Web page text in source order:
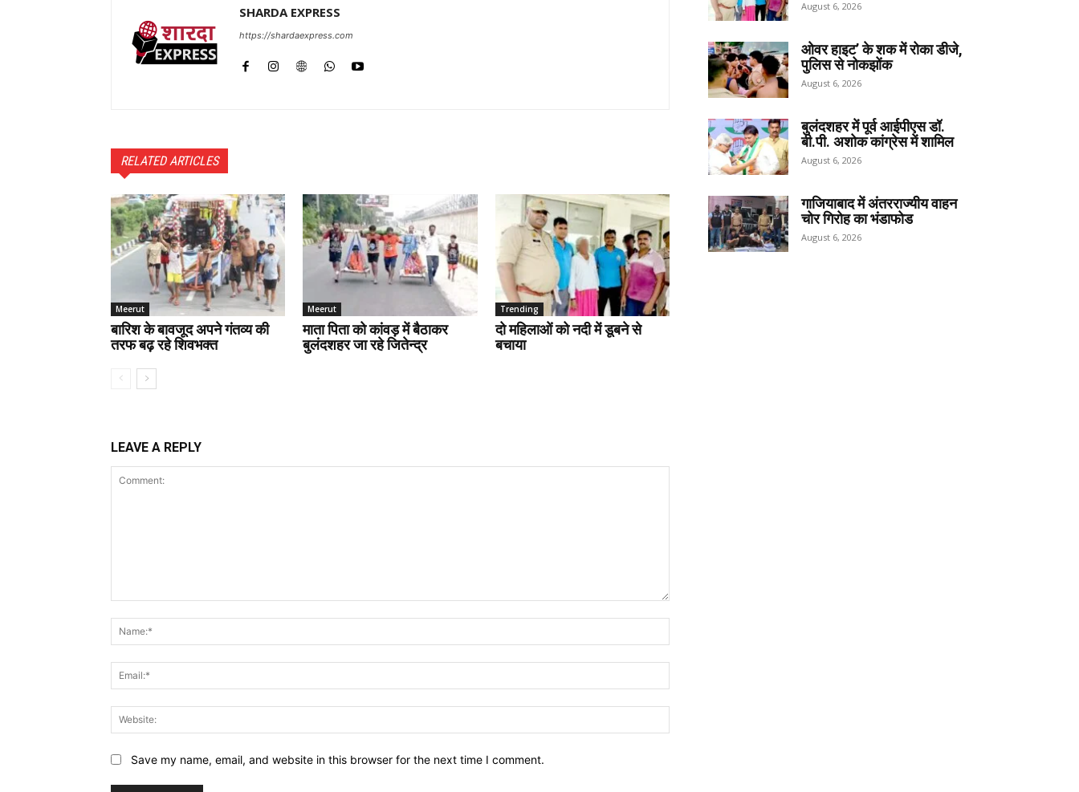
SHARDA EXPRESS
https://shardaexpress.com
RELATED ARTICLES
Meerut
बारिश के बावजूद अपने गंतव्य की
तरफ बढ़ रहे शिवभक्त
Meerut
माता पिता को कांवड़ में बैठाकर
बुलंदशहर जा रहे जितेन्द्र
Trending
दो महिलाओं को नदी में डूबने से
बचाया
LEAVE A REPLY
Save my name, email, and website in this browser for the next time I comment.
August 6, 2026
ओवर हाइट’ के शक में रोका डीजे,
पुलिस से नोकझोंक
August 6, 2026
बुलंदशहर में पूर्व आईपीएस डॉ.
बी.पी. अशोक कांग्रेस में शामिल
August 6, 2026
गाजियाबाद में अंतरराज्यीय वाहन
चोर गिरोह का भंडाफोड
August 6, 2026